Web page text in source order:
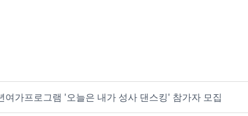
여가프로그램 '오늘은 내가 성사 댄스킹' 참가자 모집